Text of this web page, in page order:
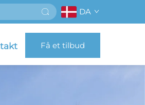
DA
Få et tilbud